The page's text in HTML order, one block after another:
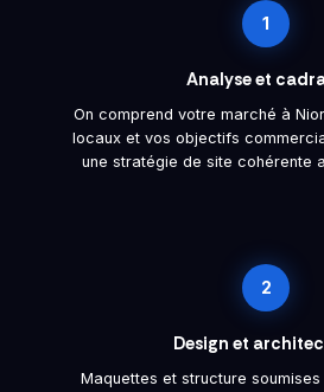
1
Analyse et
On comprend votre marché à
locaux et vos objectifs
une stratégie de site cohérente
2
Design et
Maquettes et structure